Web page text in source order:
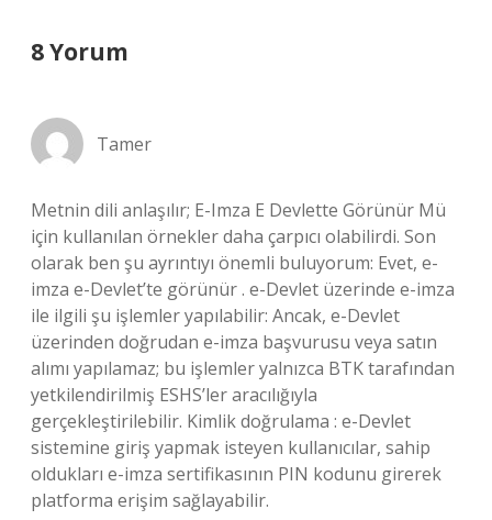
8 Yorum
Tamer
Metnin dili anlaşılır; E-Imza E Devlette Görünür Mü
için kullanılan örnekler daha çarpıcı olabilirdi. Son
olarak ben şu ayrıntıyı önemli buluyorum: Evet, e-
imza e-Devlet’te görünür . e-Devlet üzerinde e-imza
ile ilgili şu işlemler yapılabilir: Ancak, e-Devlet
üzerinden doğrudan e-imza başvurusu veya satın
alımı yapılamaz; bu işlemler yalnızca BTK tarafından
yetkilendirilmiş ESHS’ler aracılığıyla
gerçekleştirilebilir. Kimlik doğrulama : e-Devlet
sistemine giriş yapmak isteyen kullanıcılar, sahip
oldukları e-imza sertifikasının PIN kodunu girerek
platforma erişim sağlayabilir.